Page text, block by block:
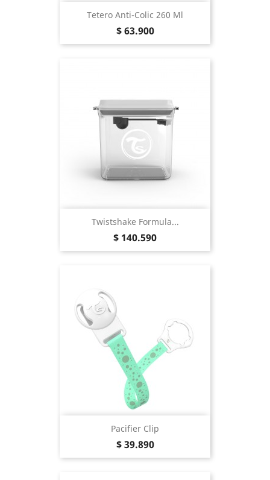
Tetero Anti-Colic 260 Ml
Precio
$ 63.900
Twistshake Formula...
Precio
$ 140.590
Pacifier Clip
Precio
$ 39.890